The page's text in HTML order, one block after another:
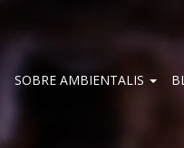
SOBRE AMBIENTALIS